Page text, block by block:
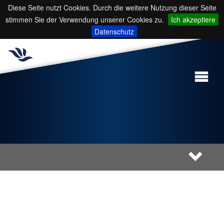
Diese Seite nutzt Cookies. Durch die weitere Nutzung dieser Seite
stimmen Sie der Verwendung unserer Cookies zu.
Ich akzeptiere
Datenschutz